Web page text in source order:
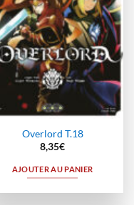
Overlord T.18
8,35€
AJOUTER AU PANIER